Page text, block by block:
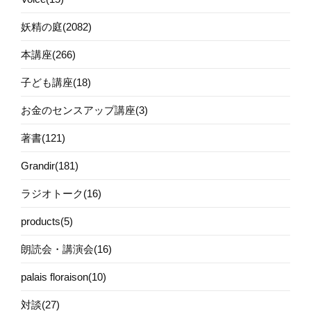
妖精の庭(2082)
本講座(266)
子ども講座(18)
お金のセンスアップ講座(3)
著書(121)
Grandir(181)
ラジオトーク(16)
products(5)
朗読会・講演会(16)
palais floraison(10)
対談(27)